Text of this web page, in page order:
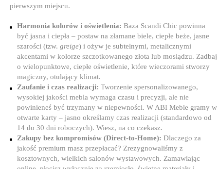
pierwszym miejscu.
Harmonia kolorów i oświetlenia: Baza Scandi Chic powinna
być jasna i ciepła – postaw na złamane biele, ciepłe beże, jasne
szarości (tzw. greige) i ożyw je subtelnymi, metalicznymi
akcentami w kolorze szczotkowanego złota lub mosiądzu. Zadbaj
o wielopunktowe, ciepłe oświetlenie, które wieczorami stworzy
magiczny, otulający klimat.
Zaufanie i czas realizacji: Tworzenie spersonalizowanego,
wysokiej jakości mebla wymaga czasu i precyzji, ale nie
powinieneś być trzymany w niepewności. W ABI Meble gramy w
otwarte karty – jasno określamy czas realizacji (standardowo od
14 do 30 dni roboczych). Wiesz, na co czekasz.
Zakupy bez kompromisów (Direct-to-Home): Dlaczego za
jakość premium masz przepłacać? Zrezygnowaliśmy z
kosztownych, wielkich salonów wystawowych. Zamawiając